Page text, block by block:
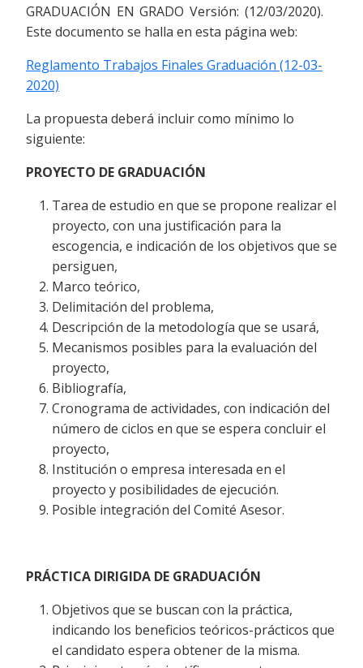
GRADUACIÓN EN GRADO Versión: (12/03/2020).
Este documento se halla en esta página web:
Reglamento Trabajos Finales Graduación (12-03-
2020)
La propuesta deberá incluir como mínimo lo
siguiente:
PROYECTO DE GRADUACIÓN
Tarea de estudio en que se propone realizar el
proyecto, con una justificación para la
escogencia, e indicación de los objetivos que se
persiguen,
Marco teórico,
Delimitación del problema,
Descripción de la metodología que se usará,
Mecanismos posibles para la evaluación del
proyecto,
Bibliografía,
Cronograma de actividades, con indicación del
número de ciclos en que se espera concluir el
proyecto,
Institución o empresa interesada en el
proyecto y posibilidades de ejecución.
Posible integración del Comité Asesor.
PRÁCTICA DIRIGIDA DE GRADUACIÓN
Objetivos que se buscan con la práctica,
indicando los beneficios teóricos-prácticos que
el candidato espera obtener de la misma.